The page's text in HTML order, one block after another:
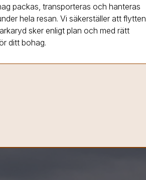
packas, transporteras och hanteras
hela resan. Vi säkerställer att flytten
sker enligt plan och med rätt
ditt bohag.